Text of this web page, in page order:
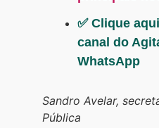
✅ Clique
canal do
WhatsApp
Sandro Avelar,
Pública